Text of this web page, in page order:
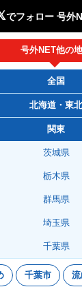
でフォロー 号外
号外NET他の
全国
北海道・東北
関東
茨城県
栃木県
群馬県
埼玉県
千葉県
千葉市